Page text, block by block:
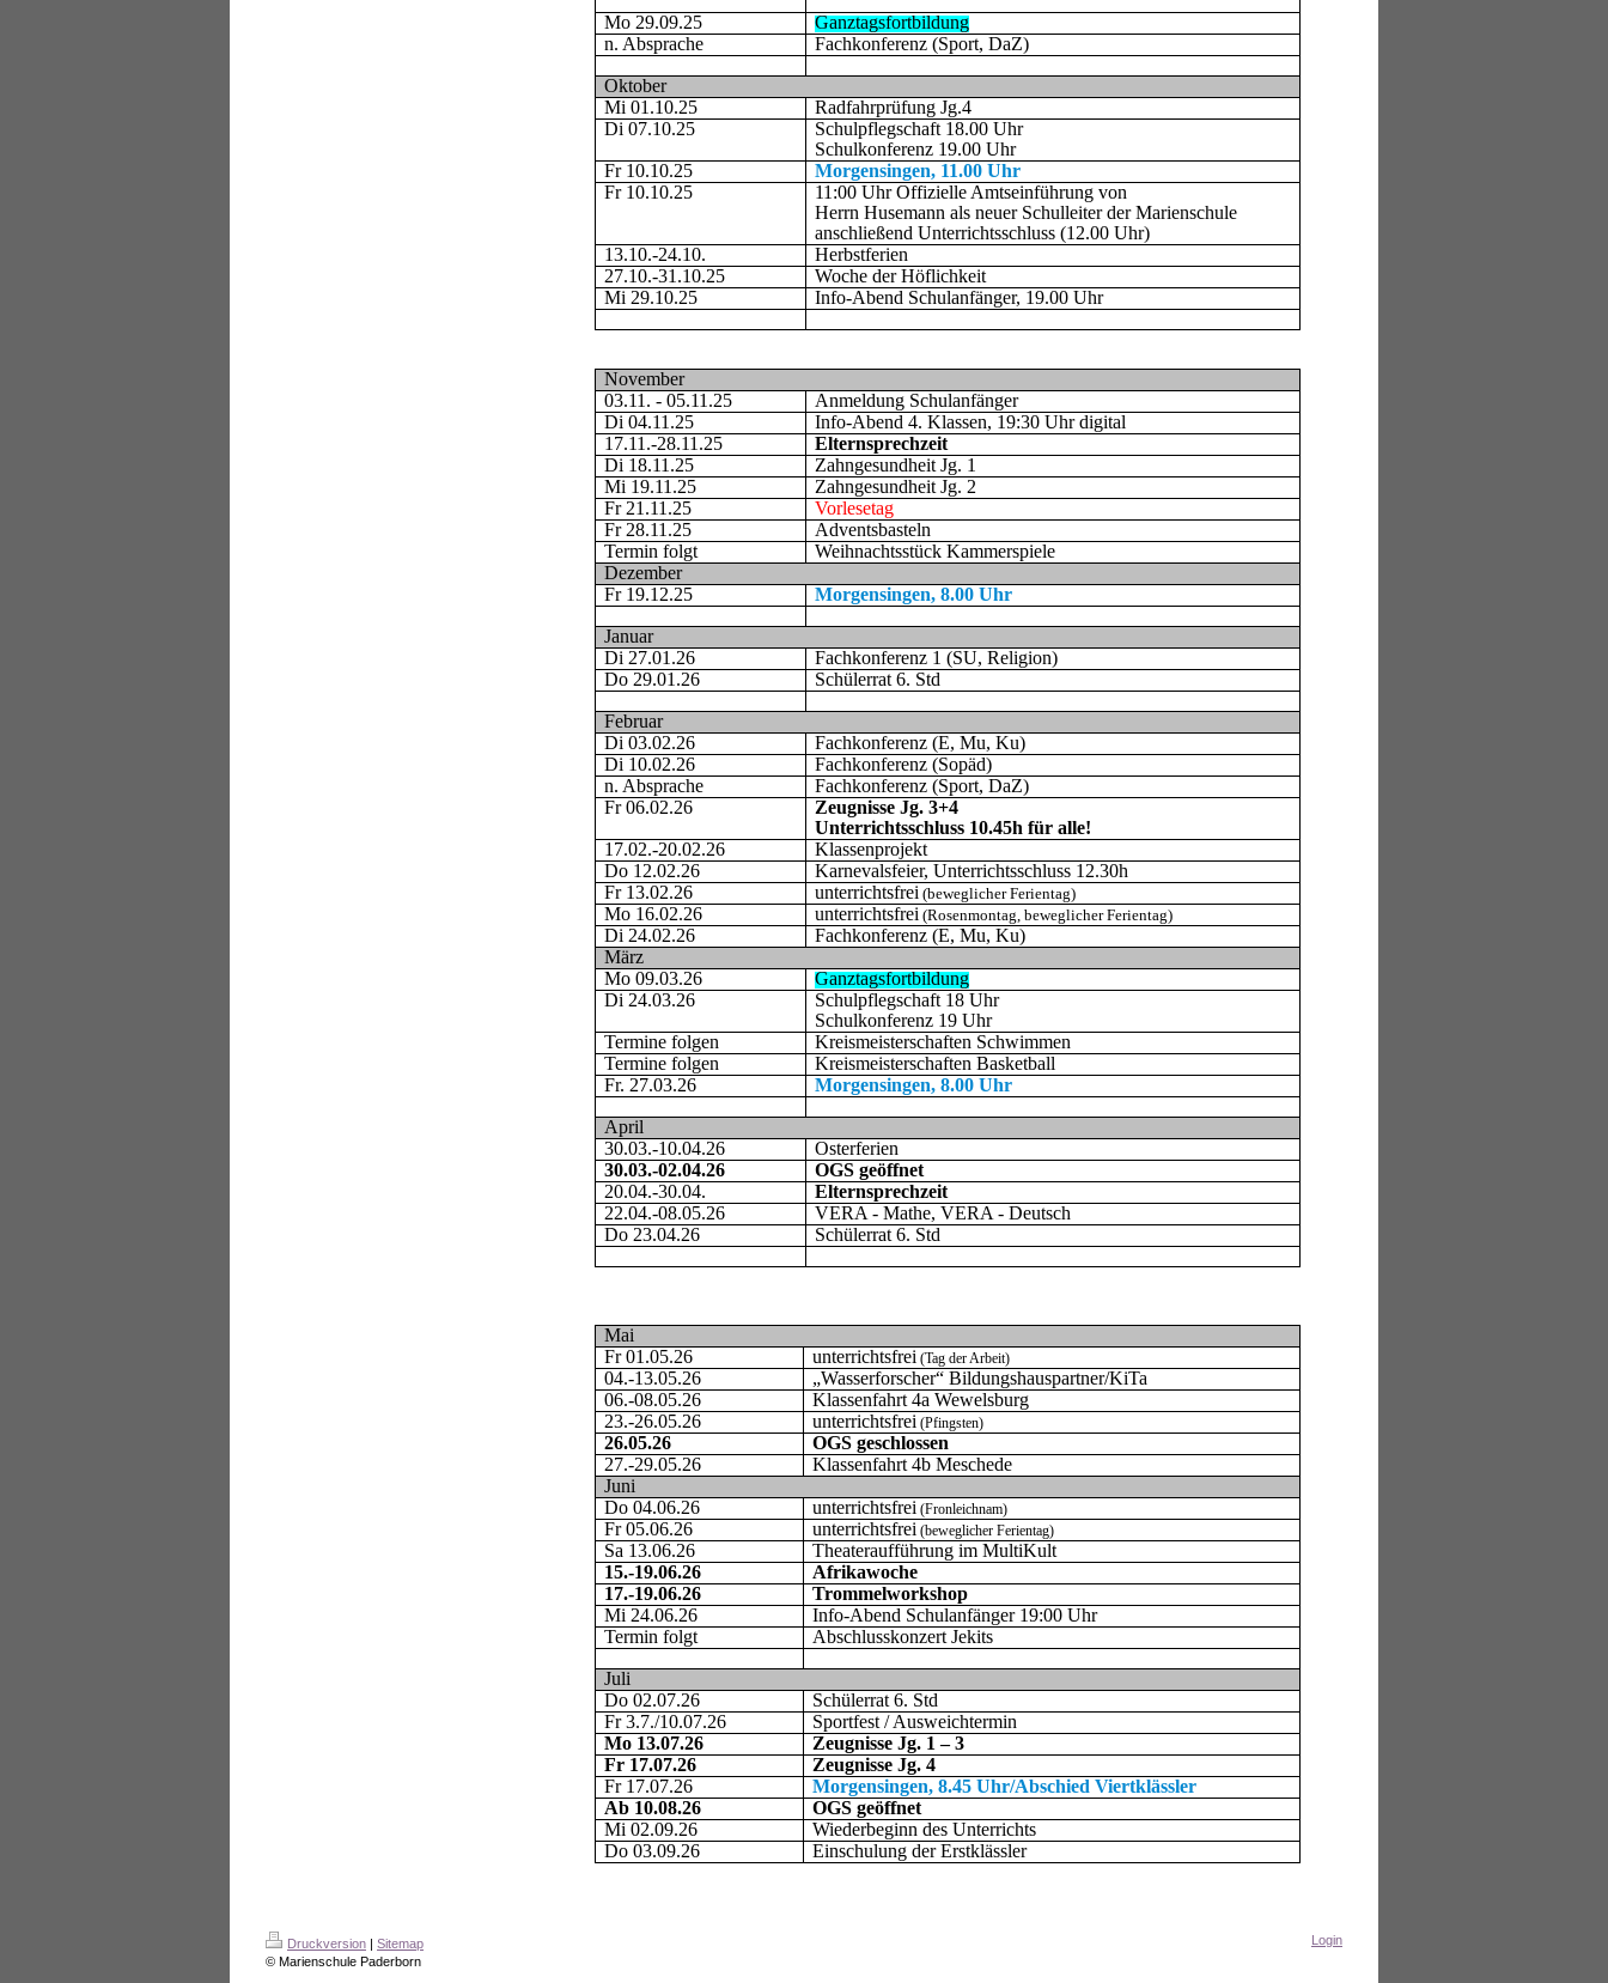
Mo 29.09.25
Ganztagsfortbildung
n. Absprache
Fachkonferenz (Sport, DaZ)
Oktober
Mi 01.10.25
Radfahrprüfung Jg.4
Di 07.10.25
Schulpflegschaft 18.00 Uhr
Schulkonferenz 19.00 Uhr
Fr 10.10.25
Morgensingen, 11.00 Uhr
Fr 10.10.25
11:00 Uhr Offizielle Amtseinführung von
Herrn Husemann als neuer Schulleiter der Marienschule
anschließend Unterrichtsschluss (12.00 Uhr)
13.10.-24.10.
Herbstferien
27.10.-31.10.25
Woche der Höflichkeit
Mi 29.10.25
Info-Abend Schulanfänger, 19.00 Uhr
November
03.11. - 05.11.25
Anmeldung Schulanfänger
Di 04.11.25
Info-Abend 4. Klassen, 19:30 Uhr digital
17.11.-28.11.25
Elternsprechzeit
Di 18.11.25
Zahngesundheit Jg. 1
Mi 19.11.25
Zahngesundheit Jg. 2
Fr 21.11.25
Vorlesetag
Fr 28.11.25
Adventsbasteln
Termin folgt
Weihnachtsstück Kammerspiele
Dezember
Fr 19.12.25
Morgensingen, 8.00 Uhr
Januar
Di 27.01.26
Fachkonferenz 1 (SU, Religion)
Do 29.01.26
Schülerrat 6. Std
Februar
Di 03.02.26
Fachkonferenz (E, Mu, Ku)
Di 10.02.26
Fachkonferenz (Sopäd)
n. Absprache
Fachkonferenz (Sport, DaZ)
Fr 06.02.26
Zeugnisse Jg. 3+4
Unterrichtsschluss 10.45h für alle!
17.02.-20.02.26
Klassenprojekt
Do 12.02.26
Karnevalsfeier, Unterrichtsschluss 12.30h
Fr 13.02.26
unterrichtsfrei (beweglicher Ferientag)
Mo 16.02.26 unterrichtsfrei (Rosenmontag, beweglicher Ferientag)
Di 24.02.26
Fachkonferenz (E, Mu, Ku)
März
Mo 09.03.26
Ganztagsfortbildung
Di 24.03.26
Schulpflegschaft 18 Uhr
Schulkonferenz 19 Uhr
Termine folgen
Kreismeisterschaften Schwimmen
Termine folgen
Kreismeisterschaften Basketball
Fr. 27.03.26
Morgensingen, 8.00 Uhr
April
30.03.-10.04.26
Osterferien
30.03.-02.04.26
OGS geöffnet
20.04.-30.04.
Elternsprechzeit
22.04.-08.05.26
VERA - Mathe, VERA - Deutsch
Do 23.04.26
Schülerrat 6. Std
Mai
Fr 01.05.26
unterrichtsfrei (Tag der Arbeit)
04.-13.05.26
„Wasserforscher“ Bildungshauspartner/KiTa
06.-08.05.26
Klassenfahrt 4a Wewelsburg
23.-26.05.26
unterrichtsfrei (Pfingsten)
26.05.26
OGS geschlossen
27.-29.05.26
Klassenfahrt 4b Meschede
Juni
Do 04.06.26
unterrichtsfrei (Fronleichnam)
Fr 05.06.26 unterrichtsfrei (beweglicher Ferientag)
Sa 13.06.26
Theateraufführung im MultiKult
15.-19.06.26
Afrikawoche
17.-19.06.26
Trommelworkshop
Mi 24.06.26
Info-Abend Schulanfänger 19:00 Uhr
Termin folgt
Abschlusskonzert Jekits
Juli
Do 02.07.26
Schülerrat 6. Std
Fr 3.7./10.07.26
Sportfest / Ausweichtermin
Mo 13.07.26
Zeugnisse Jg. 1 – 3
Fr 17.07.26
Zeugnisse Jg. 4
Fr 17.07.26
Morgensingen, 8.45 Uhr/Abschied Viertklässler
Ab 10.08.26
OGS geöffnet
Mi 02.09.26
Wiederbeginn des Unterrichts
Do 03.09.26
Einschulung der Erstklässler
Druckversion | Sitemap
© Marienschule Paderborn
Login